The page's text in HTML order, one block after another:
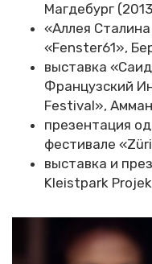
Магдебург
«Аллея
«Fenster61»,
выставка
Французский
Festival»,
презентация
фестивале
выставка и
Kleistpark